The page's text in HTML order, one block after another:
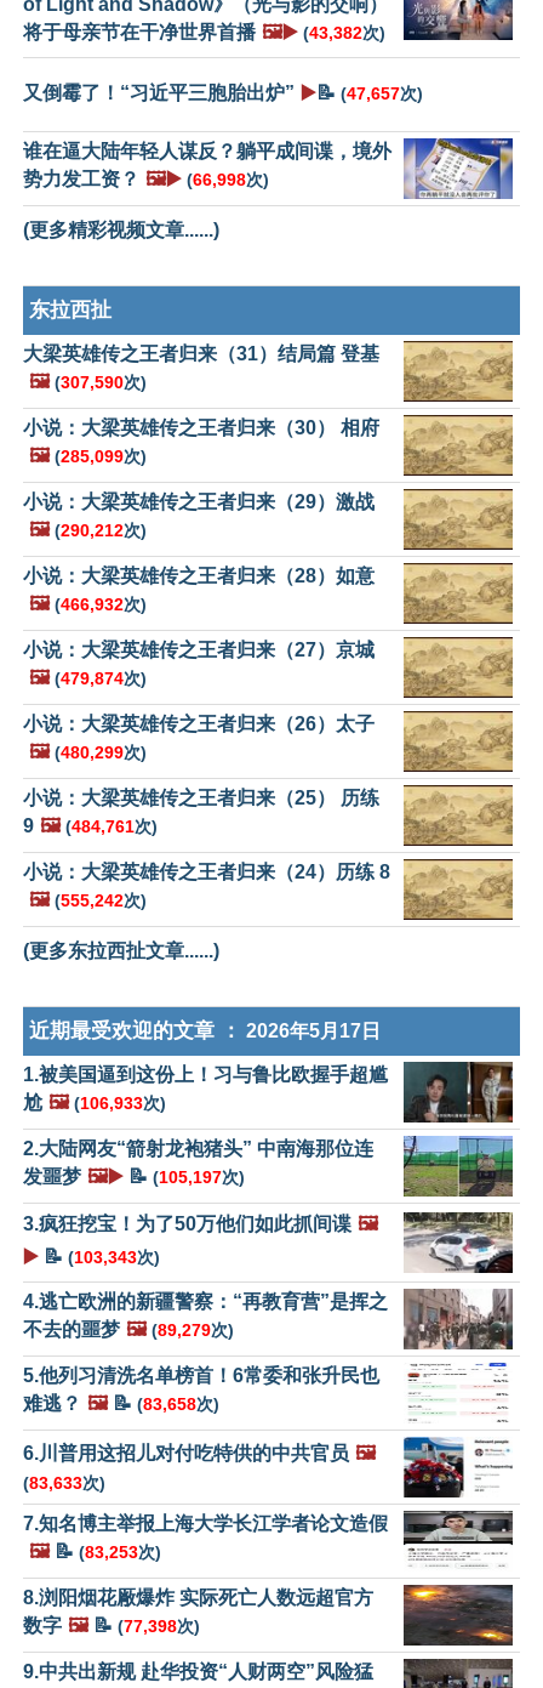
of Light and Shadow》（光与影的交响）
将于母亲节在干净世界首播 🖼️▶️ (43,382次)
又倒霉了！“习近平三胞胎出炉” ▶️📝 (47,657次)
谁在逼大陆年轻人谋反？躺平成间谍，境外
势力发工资？ 🖼️▶️ (66,998次)
(更多精彩视频文章......)
东拉西扯
大梁英雄传之王者归来（31）结局篇 登基
🖼️ (307,590次)
小说：大梁英雄传之王者归来（30） 相府
🖼️ (285,099次)
小说：大梁英雄传之王者归来（29）激战
🖼️ (290,212次)
小说：大梁英雄传之王者归来（28）如意
🖼️ (466,932次)
小说：大梁英雄传之王者归来（27）京城
🖼️ (479,874次)
小说：大梁英雄传之王者归来（26）太子
🖼️ (480,299次)
小说：大梁英雄传之王者归来（25） 历练
9 🖼️ (484,761次)
小说：大梁英雄传之王者归来（24）历练 8
🖼️ (555,242次)
(更多东拉西扯文章......)
近期最受欢迎的文章 ： 2026年5月17日
1.被美国逼到这份上！习与鲁比欧握手超尴
尬 🖼️ (106,933次)
2.大陆网友“箭射龙袍猪头” 中南海那位连
发噩梦 🖼️▶️ 📝 (105,197次)
3.疯狂挖宝！为了50万他们如此抓间谍 🖼️
▶️ 📝 (103,343次)
4.逃亡欧洲的新疆警察：“再教育营”是挥之
不去的噩梦 🖼️ (89,279次)
5.他列习清洗名单榜首！6常委和张升民也
难逃？ 🖼️📝 (83,658次)
6.川普用这招儿对付吃特供的中共官员 🖼️
(83,633次)
7.知名博主举报上海大学长江学者论文造假
🖼️📝 (83,253次)
8.浏阳烟花厰爆炸 实际死亡人数远超官方
数字 🖼️📝 (77,398次)
9.中共出新规 赴华投资“人财两空”风险猛